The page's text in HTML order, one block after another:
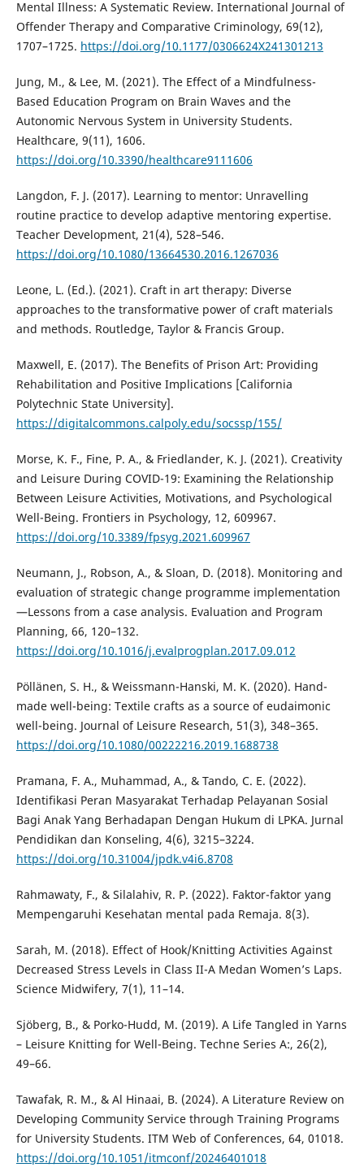
Mental Illness: A Systematic Review. International Journal of
Offender Therapy and Comparative Criminology, 69(12),
1707–1725. https://doi.org/10.1177/0306624X241301213
Jung, M., & Lee, M. (2021). The Effect of a Mindfulness-
Based Education Program on Brain Waves and the
Autonomic Nervous System in University Students.
Healthcare, 9(11), 1606.
https://doi.org/10.3390/healthcare9111606
Langdon, F. J. (2017). Learning to mentor: Unravelling
routine practice to develop adaptive mentoring expertise.
Teacher Development, 21(4), 528–546.
https://doi.org/10.1080/13664530.2016.1267036
Leone, L. (Ed.). (2021). Craft in art therapy: Diverse
approaches to the transformative power of craft materials
and methods. Routledge, Taylor & Francis Group.
Maxwell, E. (2017). The Benefits of Prison Art: Providing
Rehabilitation and Positive Implications [California
Polytechnic State University].
https://digitalcommons.calpoly.edu/socssp/155/
Morse, K. F., Fine, P. A., & Friedlander, K. J. (2021). Creativity
and Leisure During COVID-19: Examining the Relationship
Between Leisure Activities, Motivations, and Psychological
Well-Being. Frontiers in Psychology, 12, 609967.
https://doi.org/10.3389/fpsyg.2021.609967
Neumann, J., Robson, A., & Sloan, D. (2018). Monitoring and
evaluation of strategic change programme implementation
—Lessons from a case analysis. Evaluation and Program
Planning, 66, 120–132.
https://doi.org/10.1016/j.evalprogplan.2017.09.012
Pöllänen, S. H., & Weissmann-Hanski, M. K. (2020). Hand-
made well-being: Textile crafts as a source of eudaimonic
well-being. Journal of Leisure Research, 51(3), 348–365.
https://doi.org/10.1080/00222216.2019.1688738
Pramana, F. A., Muhammad, A., & Tando, C. E. (2022).
Identifikasi Peran Masyarakat Terhadap Pelayanan Sosial
Bagi Anak Yang Berhadapan Dengan Hukum di LPKA. Jurnal
Pendidikan dan Konseling, 4(6), 3215–3224.
https://doi.org/10.31004/jpdk.v4i6.8708
Rahmawaty, F., & Silalahiv, R. P. (2022). Faktor-faktor yang
Mempengaruhi Kesehatan mental pada Remaja. 8(3).
Sarah, M. (2018). Effect of Hook/Knitting Activities Against
Decreased Stress Levels in Class II-A Medan Women’s Laps.
Science Midwifery, 7(1), 11–14.
Sjöberg, B., & Porko-Hudd, M. (2019). A Life Tangled in Yarns
– Leisure Knitting for Well-Being. Techne Series A:, 26(2),
49–66.
Tawafak, R. M., & Al Hinaai, B. (2024). A Literature Review on
Developing Community Service through Training Programs
for University Students. ITM Web of Conferences, 64, 01018.
https://doi.org/10.1051/itmconf/20246401018